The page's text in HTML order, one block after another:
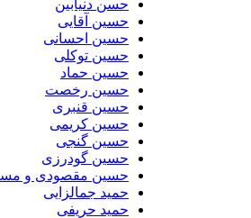
حسن دنیابین
حسین آقایی
حسین احسانی
حسین توکلی
حسین حماد
حسین رخصت
حسین قنبری
حسین کریمی
حسین گنجی
حسین گودرزی
حسین مقصودی و مسعود اتمام
حمید جمالزایی
حمید حریفی